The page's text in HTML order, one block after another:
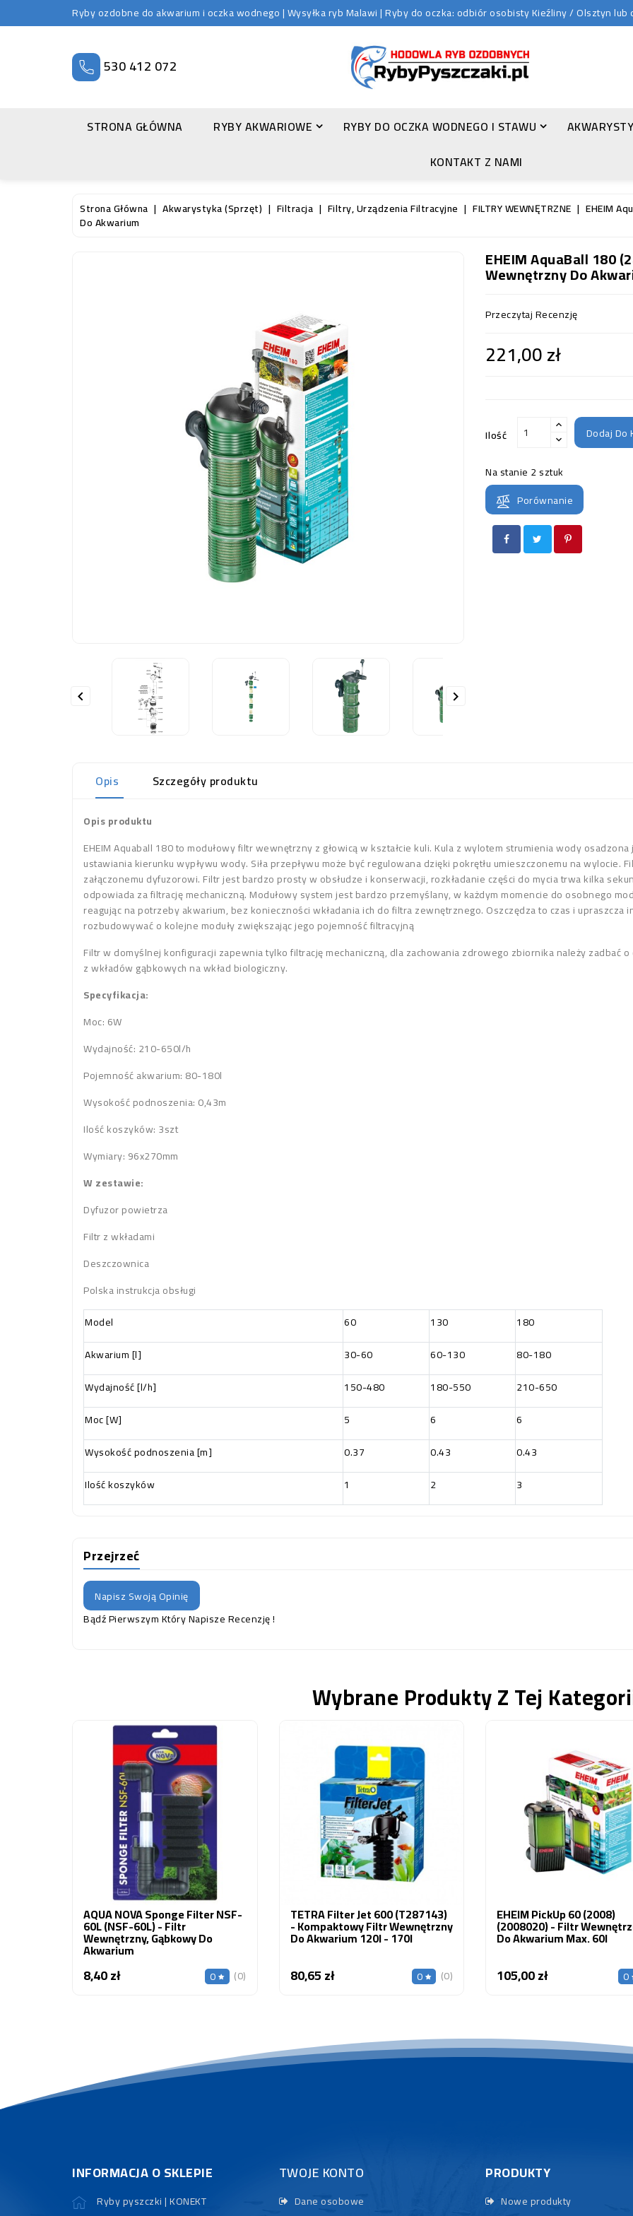
Ryby ozdobne do akwarium i oczka wodnego | Wysyłka ryb Malawi | Ryby do oczka: odbiór osobisty Kieźliny / Olsztyn
530 412 072
STRONA GŁÓWNA RYBY AKWARIOWE RYBY DO OCZKA WODNEGO I STAWU
KONTAKT Z NAMI
Strona Główna Akwarystyka (sprzęt) Filtracja Filtry, Urządzenia Filtracyjne FILTRY WEWNĘTRZNE EHEIM
Do Akwarium
 
EHEIM AquaBall 180
Wewnętrzny Do
Przeczytaj Recenzję
221,00 zł
Ilość Dodaj Do
Na stanie 2 sztuk
Porównanie
Opis Szczegóły produktu
Opis produktu
EHEIM Aquaball 180 to modułowy filtr wewnętrzny z głowicą w kształcie kuli. Kula z wylotem strumienia wody
ustawiania kierunku wypływu wody. Siła przepływu może być regulowana dzięki pokrętłu umieszczonemu na
załączonemu dyfuzorowi. Filtr jest bardzo prosty w obsłudze i konserwacji, rozkładanie części do mycia trwa kilka
odpowiada za filtrację mechaniczną. Modułowy system jest bardzo przemyślany, w każdym momencie do osobnego
reagując na potrzeby akwarium, bez konieczności wkładania ich do filtra zewnętrznego. Oszczędza to czas i upraszcza
rozbudowywać o kolejne moduły zwiększając jego pojemność filtracyjną
Filtr w domyślnej konfiguracji zapewnia tylko filtrację mechaniczną, dla zachowania zdrowego zbiornika należy zadbać
z wkładów gąbkowych na wkład biologiczny.
Specyfikacja:
Moc: 6W
Wydajność: 210-650l/h
Pojemność akwarium: 80-180l
Wysokość podnoszenia: 0,43m
Ilość koszyków: 3szt
Wymiary: 96x270mm
W zestawie:
Dyfuzor powietrza
Filtr z wkładami
Deszczownica
Polska instrukcja obsługi
Model
60 130
180
Akwarium [l]
30-60 60-130
80-180
Wydajność [l/h]
150-480 180-550
210-650
Moc [W]
5 6
6
Wysokość podnoszenia [m]
0.37 0.43
0.43
Ilość koszyków
1 2 3
Przejrzeć
Napisz Swoją Opinię
Bądź Pierwszym Który Napisze Recenzję !
Wybrane Produkty Z Tej
AQUA NOVA Sponge Filter NSF-
60L (NSF-60L) - Filtr
Wewnętrzny, Gąbkowy Do
Akwarium
8,40 złCena 0 (0)
TETRA Filter Jet 600 (T287143)
- Kompaktowy Filtr Wewnętrzny
Do Akwarium 120l - 170l
80,65 złCena 0 (0)
EHEIM PickUp 60 (2008)
(2008020) - Filtr
Do Akwarium Max. 60l
105,00 złCena 0
INFORMACJA O SKLEPIE
Ryby pyszczki | KONEKT
TWOJE KONTO
Dane osobowe
PRODUKTY
Nowe produkty